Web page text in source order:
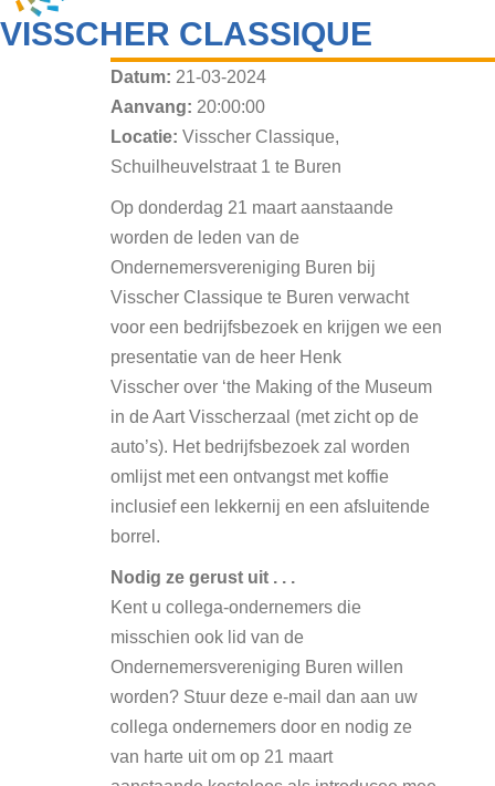
VISSCHER CLASSIQUE
Datum: 21-03-2024
Aanvang: 20:00:00
Locatie: Visscher Classique,
Schuilheuvelstraat 1 te Buren
Op donderdag 21 maart aanstaande
worden de leden van de
Ondernemersvereniging Buren bij
Visscher Classique te Buren verwacht
voor een bedrijfsbezoek en krijgen we een
presentatie van de heer Henk
Visscher over ‘the Making of the Museum
in de Aart Visscherzaal (met zicht op de
auto’s). Het bedrijfsbezoek zal worden
omlijst met een ontvangst met koffie
inclusief een lekkernij en een afsluitende
borrel.
Nodig ze gerust uit . . .
Kent u collega-ondernemers die
misschien ook lid van de
Ondernemersvereniging Buren willen
worden? Stuur deze e-mail dan aan uw
collega ondernemers door en nodig ze
van harte uit om op 21 maart